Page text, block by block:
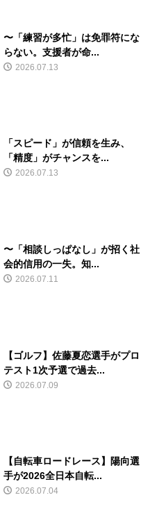
〜「練習が多忙」は免罪符にな
らない。支援者が命...
2026.07.13
「スピード」が信頼を生み、
「精度」がチャンスを...
2026.07.13
〜「相談しっぱなし」が招く社
会的信用の一失。知...
2026.07.11
【ゴルフ】佐藤夏恋選手がプロ
テスト1次予選で過去...
2026.07.09
【自転車ロードレース】陽向選
手が2026全日本自転...
2026.07.04